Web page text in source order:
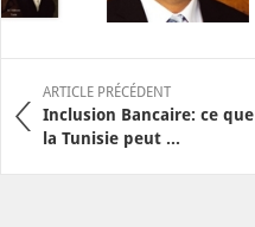
ARTICLE PRÉCÉDENT
Inclusion Bancaire: ce que
la Tunisie peut ...